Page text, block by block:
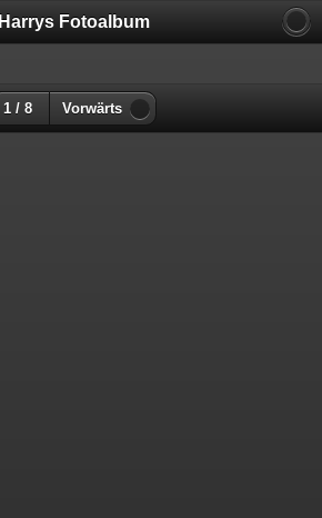
Harrys Fotoalbum
1 / 8 Vorwärts